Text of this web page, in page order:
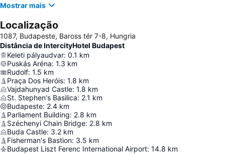
Mostrar mais
Localização
1087, Budapeste, Baross tér 7-8, Hungria
Distância de IntercityHotel Budapest
Keleti pályaudvar: 0.1 km
Puskás Aréna: 1.3 km
Rudolf: 1.5 km
Praça Dos Heróis: 1.8 km
Vajdahunyad Castle: 1.8 km
St. Stephen's Basilica: 2.1 km
Budapeste: 2.4 km
Parliament Building: 2.8 km
Széchenyi Chain Bridge: 2.8 km
Buda Castle: 3.2 km
Fisherman's Bastion: 3.5 km
Budapest Liszt Ferenc International Airport: 14.8 km